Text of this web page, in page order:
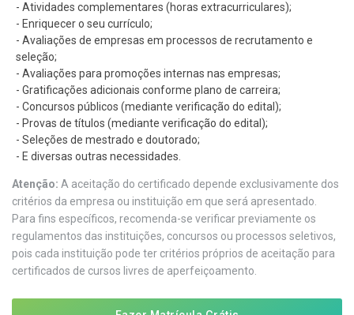
- Atividades complementares (horas extracurriculares);
- Enriquecer o seu currículo;
- Avaliações de empresas em processos de recrutamento e
seleção;
- Avaliações para promoções internas nas empresas;
- Gratificações adicionais conforme plano de carreira;
- Concursos públicos (mediante verificação do edital);
- Provas de títulos (mediante verificação do edital);
- Seleções de mestrado e doutorado;
- E diversas outras necessidades.
Atenção: A aceitação do certificado depende exclusivamente dos
critérios da empresa ou instituição em que será apresentado.
Para fins específicos, recomenda-se verificar previamente os
regulamentos das instituições, concursos ou processos seletivos,
pois cada instituição pode ter critérios próprios de aceitação para
certificados de cursos livres de aperfeiçoamento.